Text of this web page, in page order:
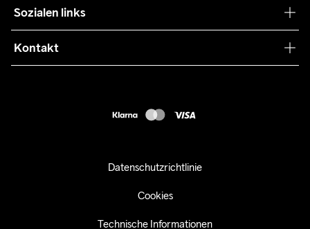
Zusammenarbeit
Press
Retouren
Kundendienst
Sozialen links
Kontakt
Datenschutzrichtlinie
Cookies
Technische Informationen